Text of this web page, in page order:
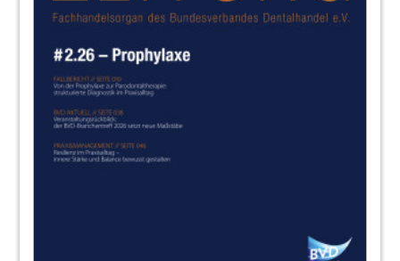
e.V. (VDDI): „Unsere Strategie sind
Weiterentwicklungen mit Augenmaß“
Dr. Martin Rickert, Vorsitzender des VDDI-
Vorstandes
EMS Electro Medical Systems GmbH